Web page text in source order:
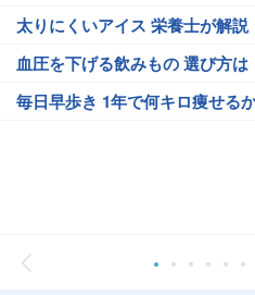
太りにくいアイス 栄養士が解説
血圧を下げる飲みもの 選び方は
毎日早歩き 1年で何キロ痩せる